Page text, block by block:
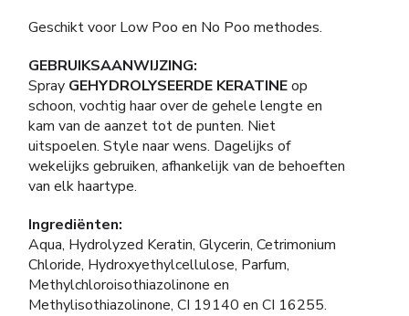
Geschikt voor Low Poo en No Poo methodes.
GEBRUIKSAANWIJZING:
Spray GEHYDROLYSEERDE KERATINEop
schoon, vochtig haar over de gehele lengte en
kam van de aanzet tot de punten. Niet
uitspoelen. Style naar wens. Dagelijks of
wekelijks gebruiken, afhankelijk van de behoeften
van elk haartype.
Ingrediënten:
Aqua, Hydrolyzed Keratin, Glycerin, Cetrimonium
Chloride, Hydroxyethylcellulose, Parfum,
Methylchloroisothiazolinone en
Methylisothiazolinone, CI 19140 en CI 16255.